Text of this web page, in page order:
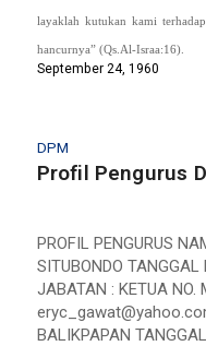
layaklah kutukan kami
hancurnya” (Qs.Al-Israa:16).
September 24, 1960
DPM
Profil Pengurus
PROFIL PENGURUS
SITUBONDO
JABATAN : KETUA NO.
BALIKPAPAN